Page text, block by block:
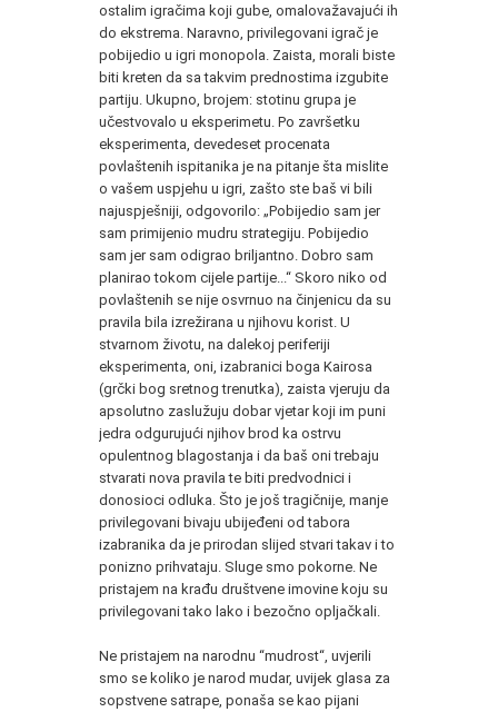
ostalim igračima koji gube, omalovažavajući ih
do ekstrema. Naravno, privilegovani igrač je
pobijedio u igri monopola. Zaista, morali biste
biti kreten da sa takvim prednostima izgubite
partiju. Ukupno, brojem: stotinu grupa je
učestvovalo u eksperimetu. Po završetku
eksperimenta, devedeset procenata
povlaštenih ispitanika je na pitanje šta mislite
o vašem uspjehu u igri, zašto ste baš vi bili
najuspješniji, odgovorilo: „Pobijedio sam jer
sam primijenio mudru strategiju. Pobijedio
sam jer sam odigrao briljantno. Dobro sam
planirao tokom cijele partije...“ Skoro niko od
povlaštenih se nije osvrnuo na činjenicu da su
pravila bila izrežirana u njihovu korist. U
stvarnom životu, na dalekoj periferiji
eksperimenta, oni, izabranici boga Kairosa
(grčki bog sretnog trenutka), zaista vjeruju da
apsolutno zaslužuju dobar vjetar koji im puni
jedra odgurujući njihov brod ka ostrvu
opulentnog blagostanja i da baš oni trebaju
stvarati nova pravila te biti predvodnici i
donosioci odluka. Što je još tragičnije, manje
privilegovani bivaju ubijeđeni od tabora
izabranika da je prirodan slijed stvari takav i to
ponizno prihvataju. Sluge smo pokorne. Ne
pristajem na krađu društvene imovine koju su
privilegovani tako lako i bezočno opljačkali.
Ne pristajem na narodnu “mudrost“, uvjerili
smo se koliko je narod mudar, uvijek glasa za
sopstvene satrape, ponaša se kao pijani